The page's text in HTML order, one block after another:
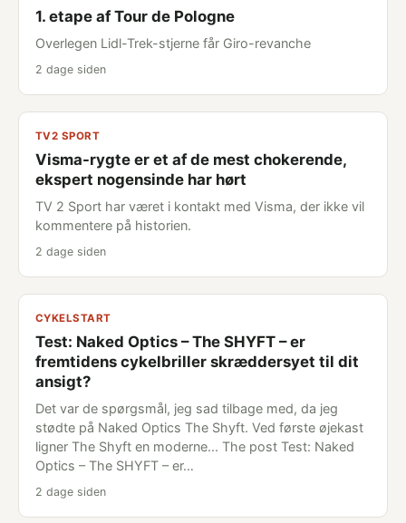
1. etape af Tour de Pologne
Overlegen Lidl-Trek-stjerne får Giro-revanche
2 dage siden
TV2 SPORT
Visma-rygte er et af de mest chokerende,
ekspert nogensinde har hørt
TV 2 Sport har været i kontakt med Visma, der ikke vil
kommentere på historien.
2 dage siden
CYKELSTART
Test: Naked Optics – The SHYFT – er
fremtidens cykelbriller skræddersyet til dit
ansigt?
Det var de spørgsmål, jeg sad tilbage med, da jeg
stødte på Naked Optics The Shyft. Ved første øjekast
ligner The Shyft en moderne... The post Test: Naked
Optics – The SHYFT – er…
2 dage siden